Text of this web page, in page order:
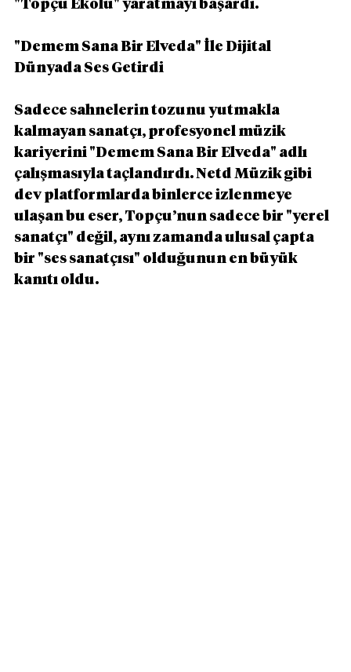
"Topçu Ekolü" yaratmayı başardı.
"Demem Sana Bir Elveda" İle Dijital
Dünyada Ses Getirdi
Sadece sahnelerin tozunu yutmakla
kalmayan sanatçı, profesyonel müzik
kariyerini "Demem Sana Bir Elveda" adlı
çalışmasıyla taçlandırdı. Netd Müzik gibi
dev platformlarda binlerce izlenmeye
ulaşan bu eser, Topçu’nun sadece bir "yerel
sanatçı" değil, aynı zamanda ulusal çapta
bir "ses sanatçısı" olduğunun en büyük
kanıtı oldu.